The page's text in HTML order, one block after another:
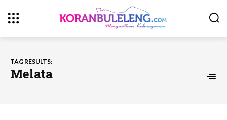
TAG RESULTS:
Melata